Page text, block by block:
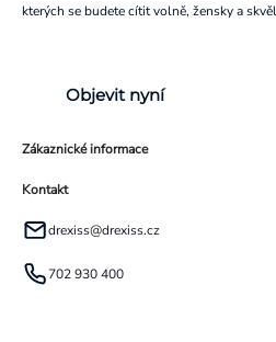
kterých se budete cítit volně, žensky a
Objevit nyní
Zákaznické informace
Kontakt
drexiss@drexiss.cz
702 930 400